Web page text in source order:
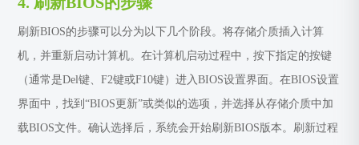
刷新BIOS的步骤可以分为以下几个阶段。将存储介质插入计算
机，并重新启动计算机。在计算机启动过程中，按下指定的按键
（通常是Del键、F2键或F10键）进入BIOS设置界面。在BIOS设置
界面中，找到“BIOS更新”或类似的选项，并选择从存储介质中加
载BIOS文件。确认选择后，系统会开始刷新BIOS版本。刷新过程